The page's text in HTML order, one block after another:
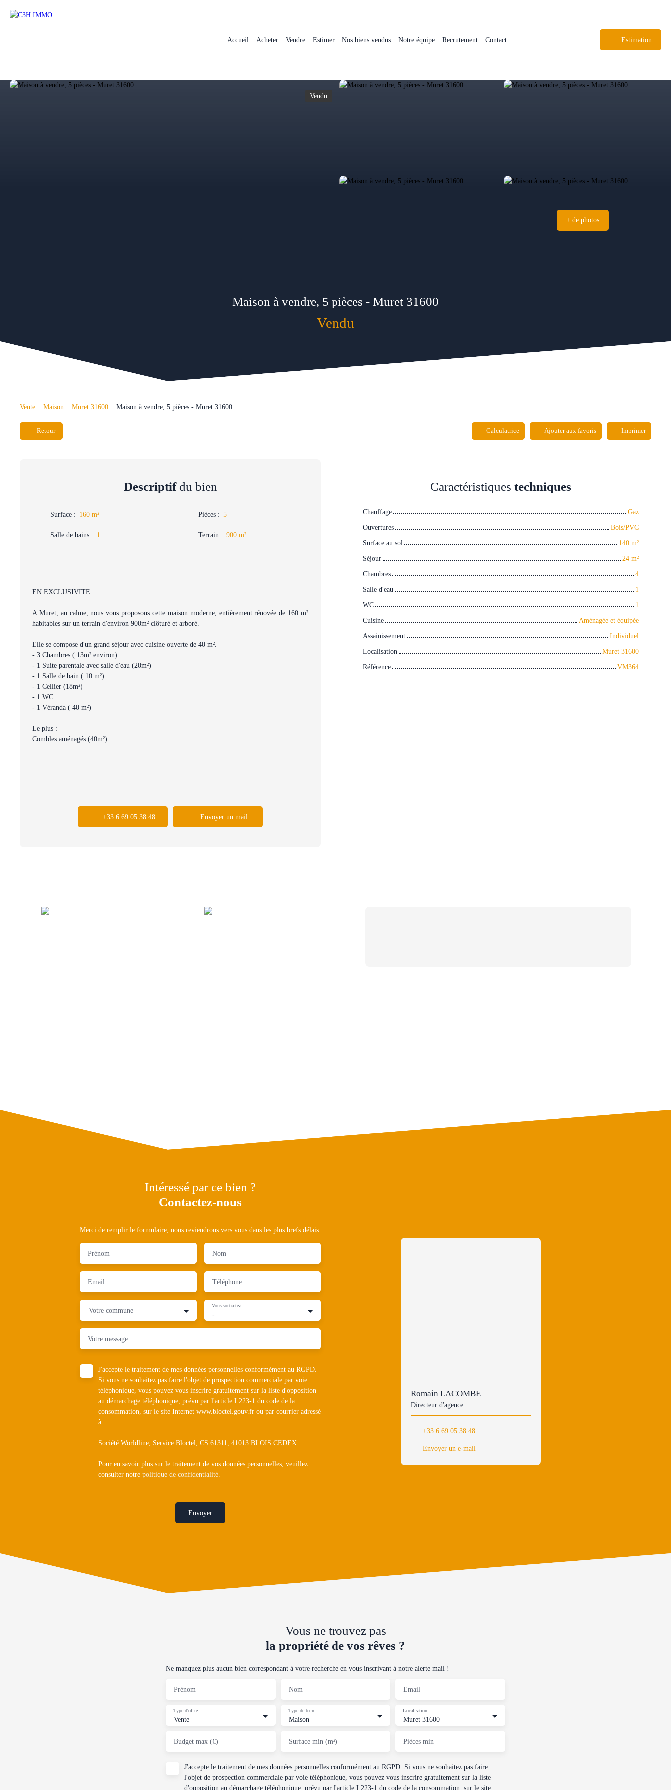
Accueil Acheter Vendre Estimer Nos biens vendus Notre équipe Recrutement Contact Estimation
Vendu
+ de photos
Maison à vendre, 5 pièces - Muret 31600
Vendu
Vente Maison Muret 31600 Maison à vendre, 5 pièces - Muret 31600
Retour Calculatrice Ajouter aux favoris Imprimer
Descriptifdu bien
Surface : 160 m² Pièces : 5
Salle de bains : 1 Terrain : 900 m²
EN EXCLUSIVITE
A Muret, au calme, nous vous proposons cette maison moderne, entièrement rénovée de 160 m²
habitables sur un terrain d'environ 900m² clôturé et arboré.
Elle se compose d'un grand séjour avec cuisine ouverte de 40 m².
- 3 Chambres ( 13m² environ)
- 1 Suite parentale avec salle d'eau (20m²)
- 1 Salle de bain ( 10 m²)
- 1 Cellier (18m²)
- 1 WC
- 1 Véranda ( 40 m²)
Le plus :
Combles aménagés (40m²)
+33 6 69 05 38 48 Envoyer un mail
Caractéristiques techniques
Chauffage
Gaz
Ouvertures
Bois/PVC
Surface au sol
140 m²
Séjour
24 m²
Chambres
4
Salle d'eau
1
WC
1
Cuisine
Aménagée et équipée
Assainissement
Individuel
Localisation
Muret 31600
Référence
VM364
Intéressé par ce bien ?
Contactez-nous
Merci de remplir le formulaire, nous reviendrons vers vous dans les plus brefs délais.
Prénom Nom
Email Téléphone
Votre commune -
Vous souhaitez
Votre message
J'accepte le traitement de mes données personnelles conformément au RGPD.
Si vous ne souhaitez pas faire l'objet de prospection commerciale par voie
téléphonique, vous pouvez vous inscrire gratuitement sur la liste d'opposition
au démarchage téléphonique, prévu par l'article L223-1 du code de la
consommation, sur le site Internet www.bloctel.gouv.fr ou par courrier adressé
à :
Société Worldline, Service Bloctel, CS 61311, 41013 BLOIS CEDEX.
Pour en savoir plus sur le traitement de vos données personnelles, veuillez
consulter notre politique de confidentialité
Envoyer
Romain LACOMBE
Directeur d'agence
+33 6 69 05 38 48
Envoyer un e-mail
Vous ne trouvez pas
la propriété de vos rêves ?
Ne manquez plus aucun bien correspondant à votre recherche en vous inscrivant à notre alerte mail !
Prénom Nom Email
Vente
Type d'offre
Maison
Type de bien
Muret 31600
Localisation
Budget max (€) Surface min (m²) Pièces min
J'accepte le traitement de mes données personnelles conformément au RGPD. Si vous ne souhaitez pas faire
l'objet de prospection commerciale par voie téléphonique, vous pouvez vous inscrire gratuitement sur la liste
d'opposition au démarchage téléphonique, prévu par l'article L223-1 du code de la consommation, sur le site